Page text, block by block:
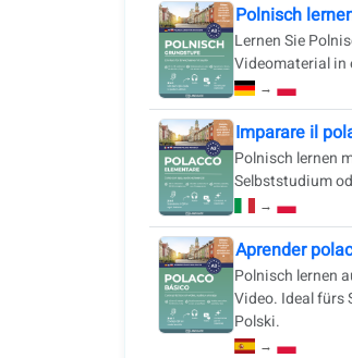
Polnisch
Lernen Sie
Videomaterial in
→
Imparare il
Polnisch lernen
Selbststudium
→
Aprender
Polnisch lernen
Video. Ideal fürs
Polski.
→